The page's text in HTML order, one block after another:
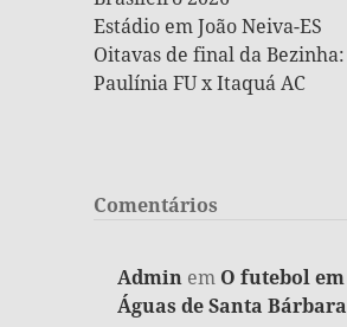
Estádio em João Neiva-ES
Oitavas de final da Bezinha:
Paulínia FU x Itaquá AC
Comentários
Admin em O futebol em
Águas de Santa Bárbara